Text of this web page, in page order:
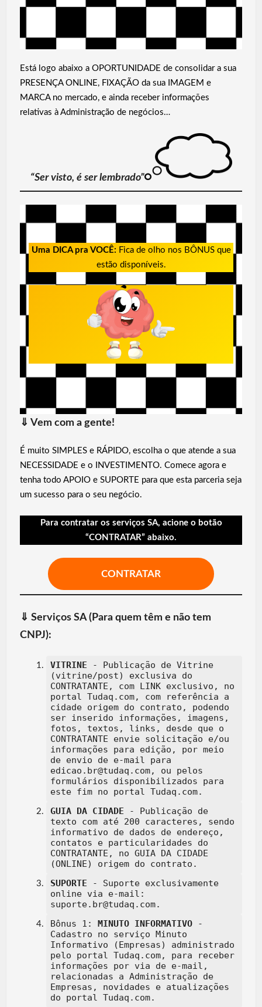
Está logo abaixo a OPORTUNIDADE de consolidar a sua
PRESENÇA ONLINE, FIXAÇÃO da sua IMAGEM e
MARCA no mercado, e ainda receber informações
relativas à Administração de negócios…
“Ser visto, é ser lembrado”
Uma DICA pra VOCÊ: Fica de olho nos BÔNUS que
estão disponíveis.
⇓ Vem com a gente!
É muito SIMPLES e RÁPIDO, escolha o que atende a sua
NECESSIDADE e o INVESTIMENTO. Comece agora e
tenha todo APOIO e SUPORTE para que esta parceria seja
um sucesso para o seu negócio.
Para contratar os serviços SA, acione o botão
“CONTRATAR” abaixo.
CONTRATAR
⇓ Serviços SA (Para quem têm e não tem
CNPJ):
VITRINE - Publicação de Vitrine
(vitrine/post) exclusiva do
CONTRATANTE, com LINK exclusivo, no
portal Tudaq.com, com referência a
cidade origem do contrato, podendo
ser inserido informações, imagens,
fotos, textos, links, desde que o
CONTRATANTE envie solicitação e/ou
informações para edição, por meio
de envio de e-mail para
edicao.br@tudaq.com, ou pelos
formulários disponibilizados para
este fim no portal Tudaq.com.
GUIA DA CIDADE - Publicação de
texto com até 200 caracteres, sendo
informativo de dados de endereço,
contatos e particularidades do
CONTRATANTE, no GUIA DA CIDADE
(ONLINE) origem do contrato.
SUPORTE - Suporte exclusivamente
online via e-mail:
suporte.br@tudaq.com.
Bônus 1:MINUTO INFORMATIVO -
Cadastro no serviço Minuto
Informativo (Empresas) administrado
pelo portal Tudaq.com, para receber
informações por via de e-mail,
relacionadas a Administração de
Empresas, novidades e atualizações
do portal Tudaq.com.